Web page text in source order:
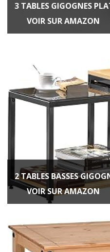
3 TABLES GIGOGNES
VOIR SUR AMAZON
2 TABLES BASSES
VOIR SUR AMAZON